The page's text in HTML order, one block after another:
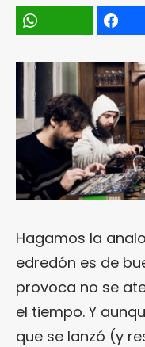
Hagamos la
edredón es de
provoca no se
el tiempo. Y
que se lanzó (y